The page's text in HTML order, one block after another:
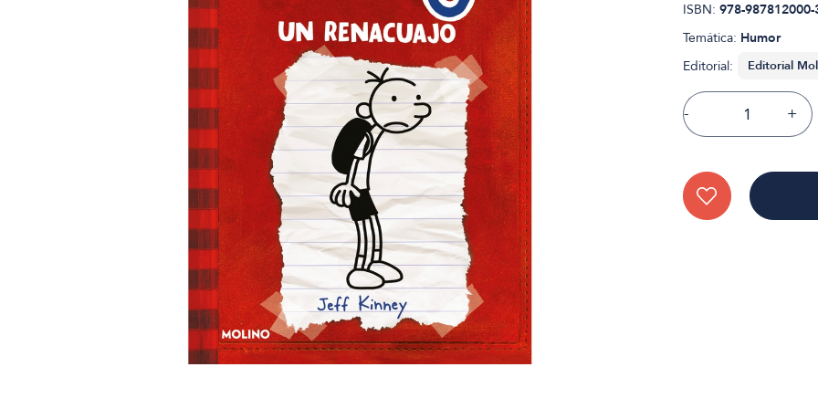
ISBN: 978-987812000-
Temática: Humor
Editorial:
- +